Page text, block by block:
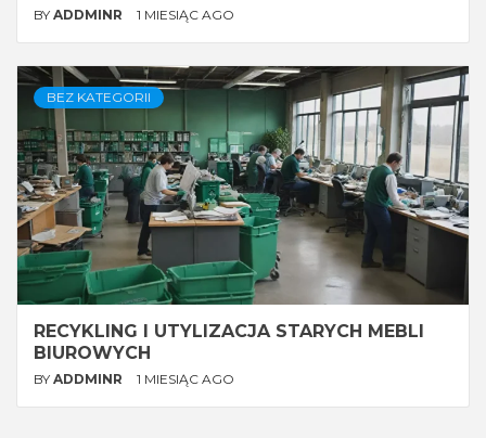
BY ADDMINR 1 MIESIĄC AGO
BEZ KATEGORII
RECYKLING I UTYLIZACJA STARYCH MEBLI
BIUROWYCH
BY ADDMINR 1 MIESIĄC AGO